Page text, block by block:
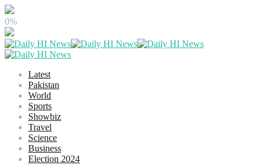
0%
Latest
Pakistan
World
Sports
Showbiz
Travel
Science
Business
Election 2024